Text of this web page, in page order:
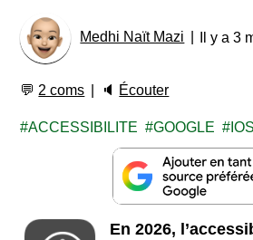
Medhi Naït Mazi Il y a 3
💬 2 coms 🔈 Écouter
ACCESSIBILITE GOOGLE
En 2026,